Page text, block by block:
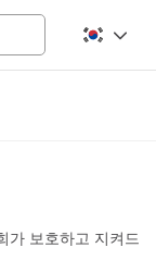
5000+ sq ft
가 보호하고 지켜드